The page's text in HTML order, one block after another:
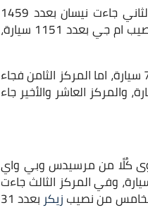
إحتلت هيونداي المركز الأول في سيارات الملاكي بعدد 1687 سيارة، وفي المركز الثاني جاءت نيسان بعدد 1459
سيارة، وفي المركز الثالث جاءت شيري بعدد 1394 سيارة، اما المركز الرابع فكان من نصيب ام جي بعدد 1151 سيارة،
في المركز السادس جاءت كيا بعدد 750 سيارة، وفي المركز السابع تأتي فيات بعدد 742 سيارة، اما المركز الثامن فجاء
فاجن بعدد 609 سيارة، والمركز التاسع تويوتا اليابانية بعدد 586 سيارة، والمركز العاشر والأخير جاء
تساوى كُلًا من مرسيدس وبي واي
98 سيارة لكل منهما، اما فولكس فاجن فجاءت في المركز الثاني بعدد 85 سيارة، وفي المركز الثالث جاءت
زيكر بعدد 31